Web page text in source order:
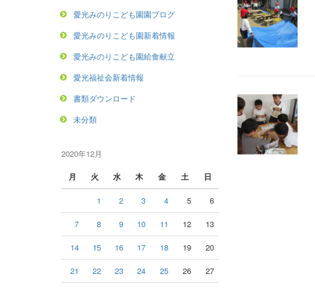
愛光みのりこども園園ブログ
愛光みのりこども園新着情報
愛光みのりこども園給食献立
愛光福祉会新着情報
書類ダウンロード
未分類
2020年12月
月
火 水 木 金 土 日
1 2 3 4 5 6
7 8 9 10 11 12 13
14 15 16 17 18 19 20
21 22 23 24 25 26 27